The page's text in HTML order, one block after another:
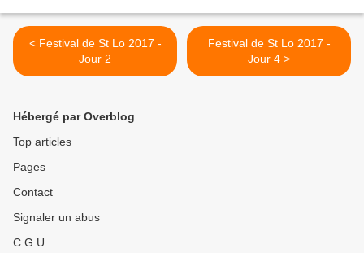
< Festival de St Lo 2017 -
Jour 2
Festival de St Lo 2017 -
Jour 4 >
Hébergé par Overblog
Top articles
Pages
Contact
Signaler un abus
C.G.U.